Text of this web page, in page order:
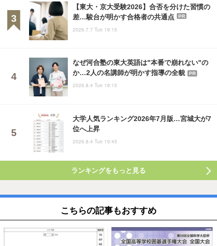
【東大・京大受験2026】合否を分けた習慣の
差…駿台が明かす合格者の共通点
PR
2026.7.7 Tue 19:15
なぜ河合塾の東大英語は"本番で崩れない"の
か…2人の名講師が明かす指導の全貌
PR
2026.8.4 Tue 18:15
大学人気ランキング2026年7月版…宮城大が7
位へ上昇
2026.8.4 Tue 19:45
ランキングをもっと見る
こちらの記事もおすすめ